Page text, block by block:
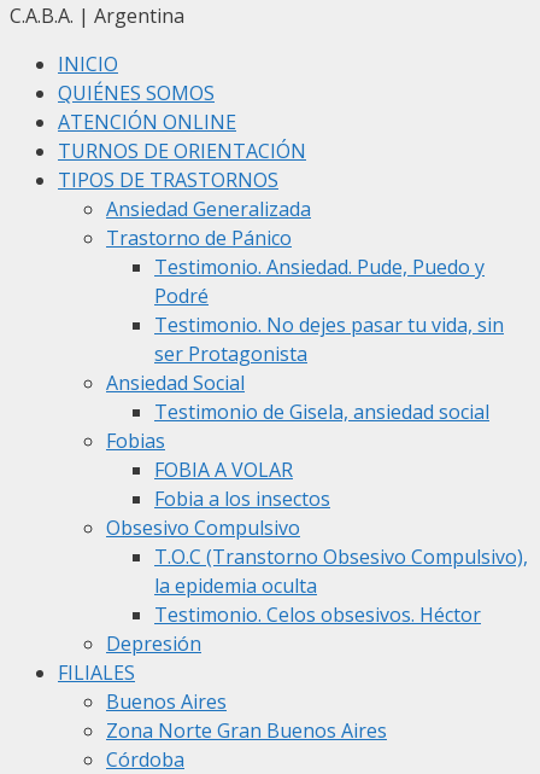
C.A.B.A. | Argentina
INICIO
QUIÉNES SOMOS
ATENCIÓN ONLINE
TURNOS DE ORIENTACIÓN
TIPOS DE TRASTORNOS
Ansiedad Generalizada
Trastorno de Pánico
Testimonio. Ansiedad. Pude, Puedo y
Podré
Testimonio. No dejes pasar tu vida, sin
ser Protagonista
Ansiedad Social
Testimonio de Gisela, ansiedad social
Fobias
FOBIA A VOLAR
Fobia a los insectos
Obsesivo Compulsivo
T.O.C (Transtorno Obsesivo Compulsivo),
la epidemia oculta
Testimonio. Celos obsesivos. Héctor
Depresión
FILIALES
Buenos Aires
Zona Norte Gran Buenos Aires
Córdoba